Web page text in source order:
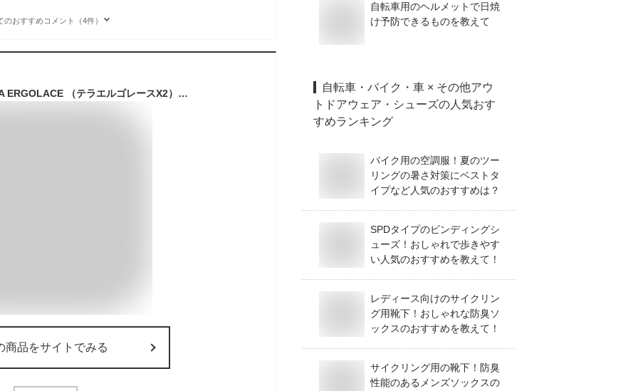
のおすすめコメント（4件）
フィジーク X2 TERRA ERGOLACE （テラエルゴレースX2）MTB SPDビンディングシューズ fizi:k
商品をサイトでみる
自転車用のヘルメットで日焼
け予防できるものを教えて
自転車・バイク・車 × その他アウ
トドアウェア・シューズの人気おす
すめランキング
バイク用の空調服！夏のツー
リングの暑さ対策にベストタ
イプなど人気のおすすめは？
SPDタイプのビンディングシ
ューズ！おしゃれで歩きやす
い人気のおすすめを教えて！
レディース向けのサイクリン
グ用靴下！おしゃれな防臭ソ
ックスのおすすめを教えて！
サイクリング用の靴下！防臭
性能のあるメンズソックスの